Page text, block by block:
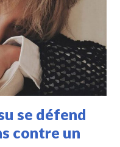
se défend
contre un